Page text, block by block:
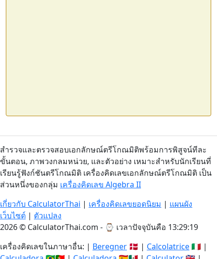
สำรวจและตรวจสอบเอกลักษณ์ตรีโกณมิติพร้อมการพิสูจน์ทีละ
ขั้นตอน, ภาพวงกลมหน่วย, และตัวอย่าง เหมาะสำหรับนักเรียนที่
เรียนรู้ฟังก์ชันตรีโกณมิติ เครื่องคิดเลขเอกลักษณ์ตรีโกณมิติ เป็น
ส่วนหนึ่งของกลุ่ม เครื่องคิดเลข Algebra II
เกี่ยวกับ CalculatorThai | เครื่องคิดเลขยอดนิยม | แผนผัง
เว็บไซต์ | ตัวแปลง
2026 © CalculatorThai.com - ⌚ เวลาปัจจุบันคือ 13:29:19
เครื่องคิดเลขในภาษาอื่น: | Beregner 🇩🇰 | Calcolatrice🇮🇹 |